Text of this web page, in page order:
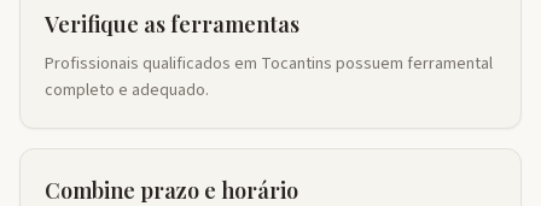
Verifique as ferramentas
Profissionais qualificados em Tocantins possuem ferramental
completo e adequado.
Combine prazo e horário